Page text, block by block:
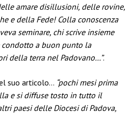
amare disillusioni, delle rovine,
e della Fede! Colla conoscenza
seminare, chi scrive insieme
a buon punto la
della terra nel Padovano…”.
suo articolo… “pochi mesi prima
e si diffuse tosto in tutto il
paesi delle Diocesi di Padova,